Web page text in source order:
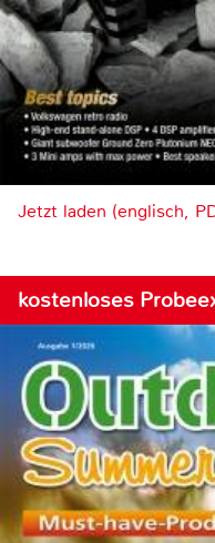
Jetzt laden (englisch,
kostenloses